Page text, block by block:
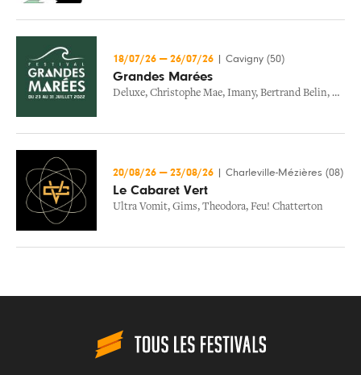
18/07/26 — 26/07/26 Cavigny (50)
Grandes Marées
Deluxe, Christophe Mae, Imany, Bertrand Belin,
20/08/26 — 23/08/26 Charleville-Mézières (08)
Le Cabaret Vert
Ultra Vomit, Gims, Theodora, Feu! Chatterton